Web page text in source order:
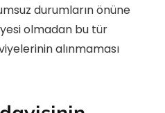
durumların önüne
olmadan bu tür
alınmaması